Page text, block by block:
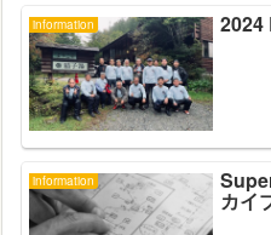
information 2024
information
カイ